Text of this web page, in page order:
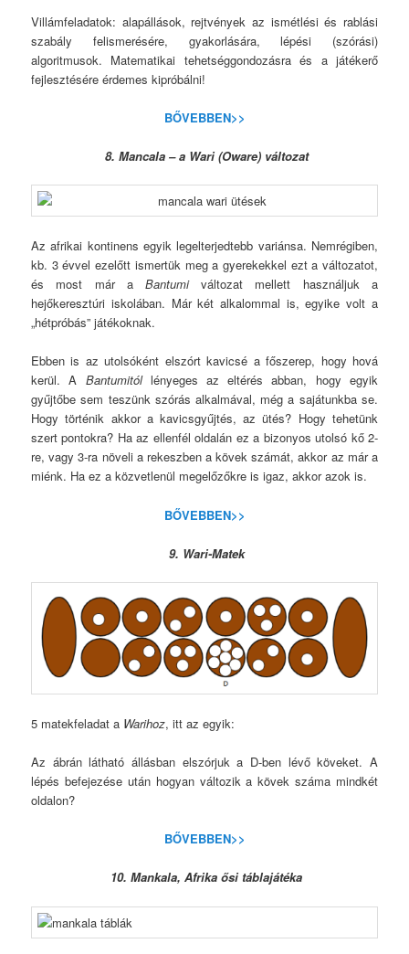
Villámfeladatok: alapállások, rejtvények az ismétlési és rablási
szabály felismerésére, gyakorlására, lépési (szórási)
algoritmusok. Matematikai tehetséggondozásra és a játékerő
fejlesztésére érdemes kipróbálni!
BŐVEBBEN>>
8. Mancala – a Wari (Oware) változat
Az afrikai kontinens egyik legelterjedtebb variánsa. Nemrégiben,
kb. 3 évvel ezelőtt ismertük meg a gyerekekkel ezt a változatot,
és most már a Bantumiváltozat mellett használjuk a
hejőkeresztúri iskolában. Már két alkalommal is, egyike volt a
„hétpróbás” játékoknak.
Ebben is az utolsóként elszórt kavicsé a főszerep, hogy hová
kerül. A Bantumitóllényeges az eltérés abban, hogy egyik
gyűjtőbe sem teszünk szórás alkalmával, még a sajátunkba se.
Hogy történik akkor a kavicsgyűjtés, az ütés? Hogy tehetünk
szert pontokra? Ha az ellenfél oldalán ez a bizonyos utolsó kő 2-
re, vagy 3-ra növeli a rekeszben a kövek számát, akkor az már a
miénk. Ha ez a közvetlenül megelőzőkre is igaz, akkor azok is.
BŐVEBBEN>>
9. Wari-Matek
5 matekfeladat a Warihoz, itt az egyik:
Az ábrán látható állásban elszórjuk a D-ben lévő köveket. A
lépés befejezése után hogyan változik a kövek száma mindkét
oldalon?
BŐVEBBEN>>
10. Mankala, Afrika ősi táblajátéka